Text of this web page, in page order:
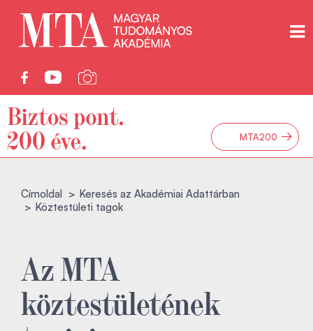
MTA200 →
Címoldal
Keresés az Akadémiai Adattárban
Köztestületi tagok
Az MTA
köztestületének